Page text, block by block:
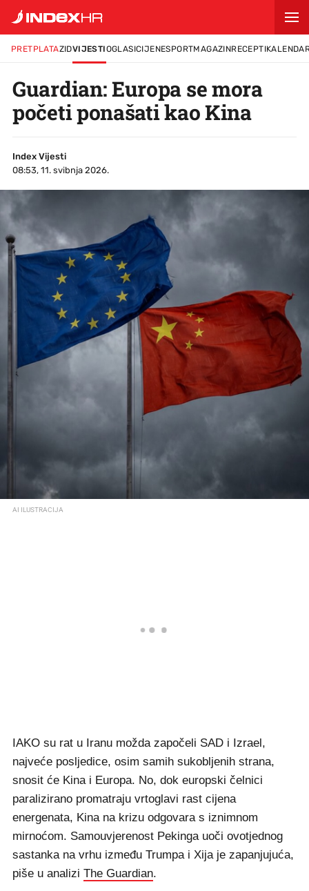
PRETPLATAZIDVIJESTIOGLASICIJENESPORTMAGAZINRECEPTI
Guardian: Europa se mora
početi ponašati kao Kina
Index Vijesti
08:53, 11. svibnja 2026.
AI ILUSTRACIJA
IAKO su rat u Iranu možda započeli SAD i Izrael,
najveće posljedice, osim samih sukobljenih strana,
snosit će Kina i Europa. No, dok europski čelnici
paralizirano promatraju vrtoglavi rast cijena
energenata, Kina na krizu odgovara s iznimnom
mirnoćom. Samouvjerenost Pekinga uoči ovotjednog
sastanka na vrhu između Trumpa i Xija je zapanjujuća,
piše u analizi The Guardian.